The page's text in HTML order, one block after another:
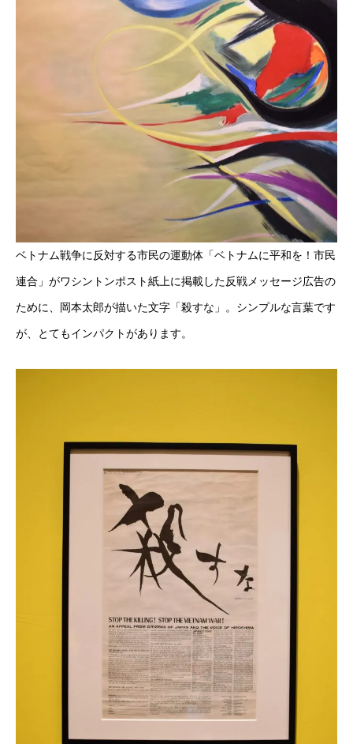
ベトナム戦争に反対する市民の運動体「ベトナムに平和を！市民
連合」がワシントンポスト紙上に掲載した反戦メッセージ広告の
ために、岡本太郎が描いた文字「殺すな」。シンプルな言葉です
が、とてもインパクトがあります。